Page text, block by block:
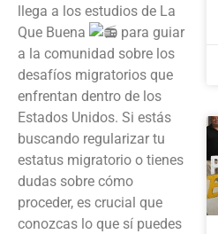
llega a los estudios de La
Que Buena
para guiar
a la comunidad sobre los
desafíos migratorios que
enfrentan dentro de los
Estados Unidos. Si estás
buscando regularizar tu
estatus migratorio o tienes
dudas sobre cómo
proceder, es crucial que
conozcas lo que sí puedes